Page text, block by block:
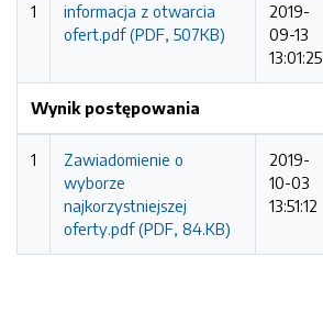
1
informacja z otwarcia
ofert.pdf (PDF, 507KB)
2019-
09-13
13:01:25
Wynik postępowania
1
Zawiadomienie o
wyborze
najkorzystniejszej
oferty.pdf (PDF, 84.KB)
2019-
10-03
13:51:12